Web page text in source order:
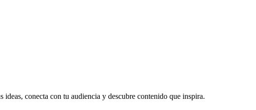
conecta con tu audiencia y descubre contenido que inspira.